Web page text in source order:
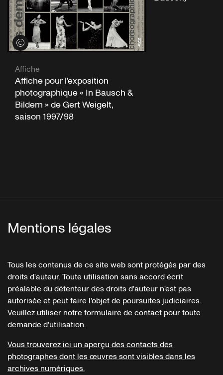
Voir les crédits
Affiche
Affiche pour l'exposition
photographique « In Bausch &
Bildern » de Gert Weigelt,
saison 1997/98
Mentions légales
Tous les contenus de ce site web sont protégés par des
droits d'auteur. Toute utilisation sans accord écrit
préalable du détenteur des droits d'auteur n'est pas
autorisée et peut faire l'objet de poursuites judiciaires.
Veuillez utiliser notre formulaire de contact pour toute
demande d'utilisation.
Vous trouverez ici un aperçu des contacts des
photographes dont les œuvres sont visibles dans les
archives numériques.